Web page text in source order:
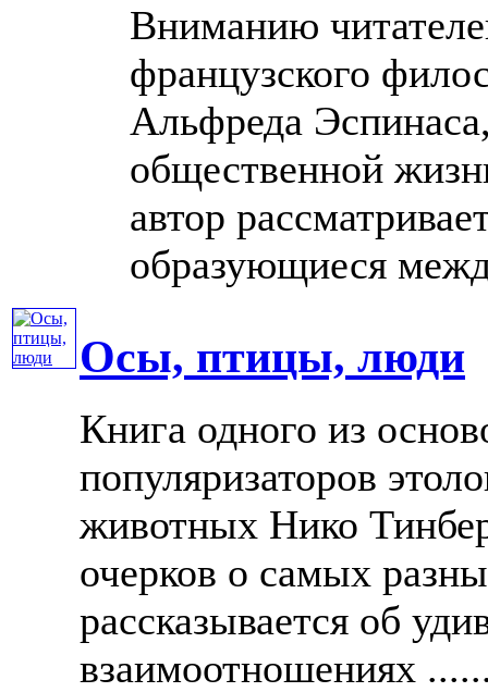
Вниманию
французского
Альфреда
общественной
автор
образующиеся
Осы, птицы, люди
Книга одного из
популяризаторов
животных Нико
очерков о самых
рассказывается об
взаимоотношениях